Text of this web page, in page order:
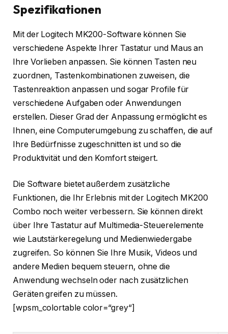
Spezifikationen
Mit der Logitech MK200-Software können Sie
verschiedene Aspekte Ihrer Tastatur und Maus an
Ihre Vorlieben anpassen. Sie können Tasten neu
zuordnen, Tastenkombinationen zuweisen, die
Tastenreaktion anpassen und sogar Profile für
verschiedene Aufgaben oder Anwendungen
erstellen. Dieser Grad der Anpassung ermöglicht es
Ihnen, eine Computerumgebung zu schaffen, die auf
Ihre Bedürfnisse zugeschnitten ist und so die
Produktivität und den Komfort steigert.
Die Software bietet außerdem zusätzliche
Funktionen, die Ihr Erlebnis mit der Logitech MK200
Combo noch weiter verbessern. Sie können direkt
über Ihre Tastatur auf Multimedia-Steuerelemente
wie Lautstärkeregelung und Medienwiedergabe
zugreifen. So können Sie Ihre Musik, Videos und
andere Medien bequem steuern, ohne die
Anwendung wechseln oder nach zusätzlichen
Geräten greifen zu müssen.
[wpsm_colortable color=“grey“]